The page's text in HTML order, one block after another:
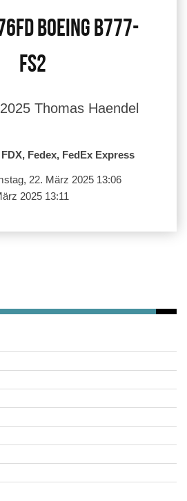
Boeing B777-
FS2
Thomas Haendel
Fedex, FedEx Express
22. März 2025 13:06
2025 13:11